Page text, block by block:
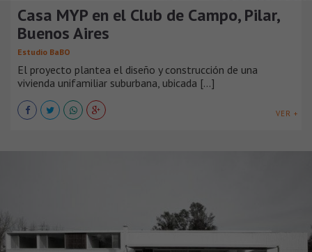
Casa MYP en el Club de Campo, Pilar,
Buenos Aires
Estudio BaBO
El proyecto plantea el diseño y construcción de una
vivienda unifamiliar suburbana, ubicada [...]
VER +